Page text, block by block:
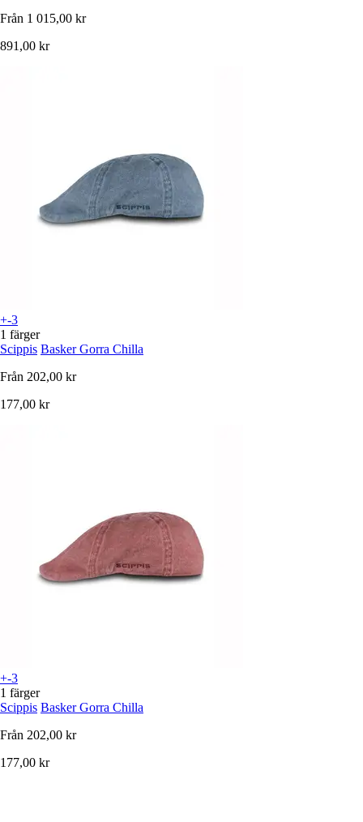
Från 1 015,00 kr
891,00 kr
+-3
1 färger
Scippis Basker Gorra Chilla
Från 202,00 kr
177,00 kr
+-3
1 färger
Scippis Basker Gorra Chilla
Från 202,00 kr
177,00 kr